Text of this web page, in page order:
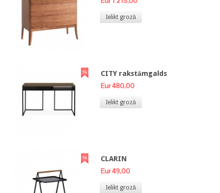
Ielikt grozā
CITY rakstāmgalds
Eur 480,00
Ielikt grozā
CLARIN
Eur 49,00
Ielikt grozā